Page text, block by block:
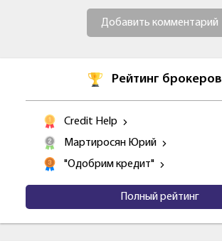
Добавить комментарий
Рейтинг брокеров
Credit Help
Мартиросян Юрий
"Одобрим кредит"
Полный рейтинг